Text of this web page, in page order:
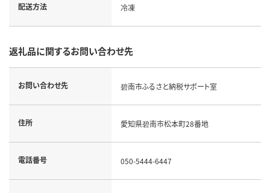
配送方法 冷凍
返礼品に関するお問い合わせ先
お問い合わせ先 碧南市ふるさと納税サポート室
住所 愛知県碧南市松本町28番地
電話番号 050-5444-6447